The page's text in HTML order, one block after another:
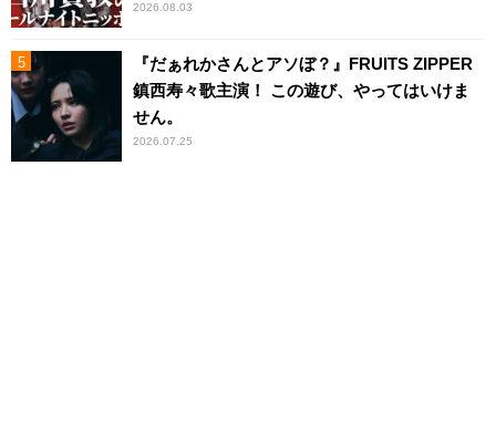
2026.08.03
『だぁれかさんとアソぼ？』FRUITS ZIPPER
鎮西寿々歌主演！ この遊び、やってはいけま
せん。
2026.07.25